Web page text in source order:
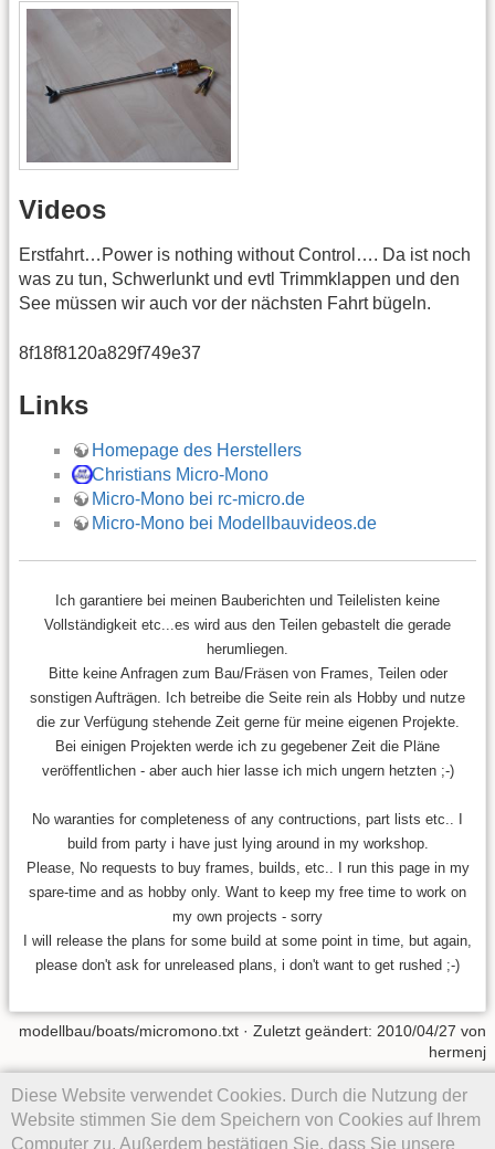
Videos
Erstfahrt…Power is nothing without Control…. Da ist noch
was zu tun, Schwerlunkt und evtl Trimmklappen und den
See müssen wir auch vor der nächsten Fahrt bügeln.
8f18f8120a829f749e37
Links
Homepage des Herstellers
Christians Micro-Mono
Micro-Mono bei rc-micro.de
Micro-Mono bei Modellbauvideos.de
Diese Website verwendet Cookies. Durch die Nutzung der
Website stimmen Sie dem Speichern von Cookies auf Ihrem
Computer zu. Außerdem bestätigen Sie, dass Sie unsere
Ich garantiere bei meinen Bauberichten und Teilelisten keine
Vollständigkeit etc...es wird aus den Teilen gebastelt die gerade
herumliegen.
Bitte keine Anfragen zum Bau/Fräsen von Frames, Teilen oder
sonstigen Aufträgen. Ich betreibe die Seite rein als Hobby und nutze
die zur Verfügung stehende Zeit gerne für meine eigenen Projekte.
Bei einigen Projekten werde ich zu gegebener Zeit die Pläne
veröffentlichen - aber auch hier lasse ich mich ungern hetzten ;-)
No waranties for completeness of any contructions, part lists etc.. I
build from party i have just lying around in my workshop.
Please, No requests to buy frames, builds, etc.. I run this page in my
spare-time and as hobby only. Want to keep my free time to work on
my own projects - sorry
I will release the plans for some build at some point in time, but again,
please don't ask for unreleased plans, i don't want to get rushed ;-)
modellbau/boats/micromono.txt · Zuletzt geändert: 2010/04/27 von
hermenj
Falls nicht anders bezeichnet, ist der Inhalt dieses Wikis unter der
folgenden Lizenz veröffentlicht:
CC Attribution-Noncommercial-
Share Alike 4.0 International